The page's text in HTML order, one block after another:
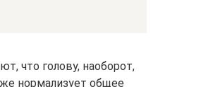
что голову, наоборот,
нормализует общее